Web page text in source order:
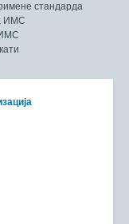
стандарда
ИМС